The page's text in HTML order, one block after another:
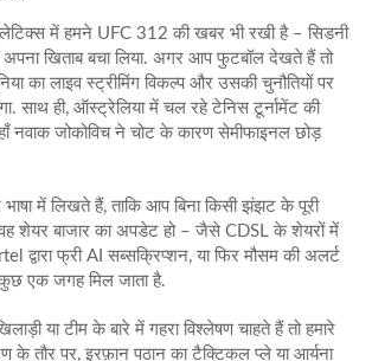
में हमने UFC 312 की खबर भी रखी है – सिडनी
खिताब बचा लिया. अगर आप फुटबॉल देखते हैं तो
का लाइव स्ट्रीमिंग विकल्प और उसकी चुनौतियों पर
साथ ही, ऑस्ट्रेलिया में चल रहे टेनिस टूर्नामेंट की
नवाक जोकोविच ने चोट के कारण सेमीफाइनल छोड़
में लिखते हैं, ताकि आप बिना किसी झंझट के पूरी
वह शेयर बाजार का अपडेट हो – जैसे CDSL के शेयरों में
द्वारा फ्री AI सब्सक्रिप्शन, या फिर मौसम की अलर्ट
एक जगह मिल जाता है.
या टीम के बारे में गहरा विश्लेषण चाहते हैं तो हमारे
के तौर पर, इरफ़ान पठान का टैक्टिकल प्ले या आर्यना